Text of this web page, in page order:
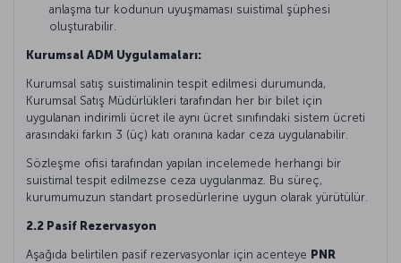
anlaşma tur kodunun uyuşmaması suistimal şüphesi
oluşturabilir.
Kurumsal ADM Uygulamaları:
Kurumsal satış suistimalinin tespit edilmesi durumunda,
Kurumsal Satış Müdürlükleri tarafından her bir bilet için
uygulanan indirimli ücret ile aynı ücret sınıfındaki sistem ücreti
arasındaki farkın 3 (üç) katı oranına kadar ceza uygulanabilir.
Sözleşme ofisi tarafından yapılan incelemede herhangi bir
suistimal tespit edilmezse ceza uygulanmaz. Bu süreç,
kurumumuzun standart prosedürlerine uygun olarak yürütülür.
2.2 Pasif Rezervasyon
Aşağıda belirtilen pasif rezervasyonlar için acenteye PNR